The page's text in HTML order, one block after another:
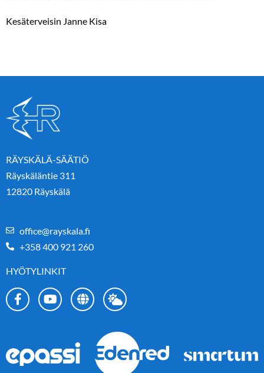
Kesäterveisin Janne Kisa
RÄYSKÄLÄ-SÄÄTIÖ
Räyskäläntie 311
12820 Räyskälä
office@rayskala.fi
+358 400 921 260
HYÖTYLINKIT